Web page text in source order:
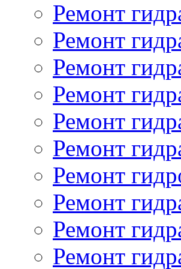
Ремонт
Ремонт
Ремонт
Ремонт
Ремонт
Ремонт
Ремонт
Ремонт
Ремонт
Ремонт